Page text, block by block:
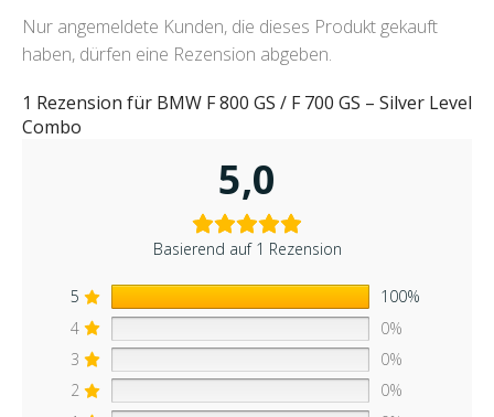
1 Rezension für BMW F 800 GS / F 700 GS – Silver Level
Combo
5,0
Basierend auf 1 Rezension
5
100%
4
0%
3
0%
2
0%
Nur angemeldete Kunden, die dieses Produkt gekauft
haben, dürfen eine Rezension abgeben.